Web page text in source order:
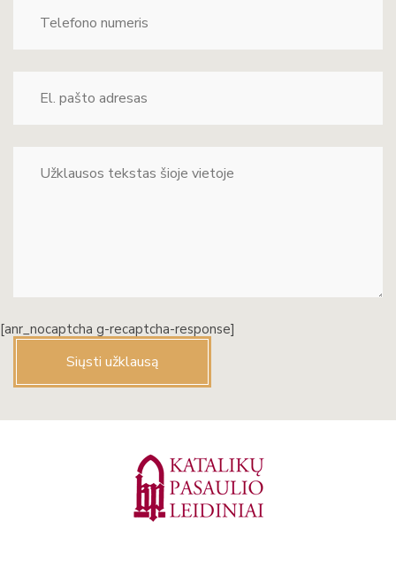
[anr_nocaptcha g-recaptcha-response]